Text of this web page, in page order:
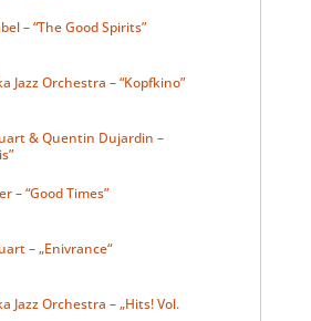
– “The Good Spirits”
Jazz Orchestra – “Kopfkino”
& Quentin Dujardin –
– “Good Times”
– „Enivrance“
Jazz Orchestra – „Hits! Vol.